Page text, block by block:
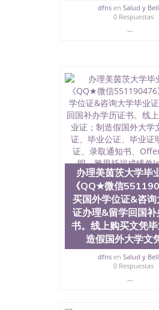
到与时俱进，及时
等相关材料）的版
等等，并在时间收
较高性价比，通过
公司专业制作、办
文凭、假文凭假毕
认证、留服认证、
认证、留学生学历
历、新西兰学历认
University）圣何塞
University）圣何塞
University）圣何塞
State University）
University）圣何塞
圣何塞州立大学文
圣何塞州立大学文
塞州立大学学历（
大学学历（San
（San Jose State
State University）
State University）
University）圣何塞
何塞州立大学（
dfns enSalud y
0 Respuestas
...
办理美茵茨大学毕
《QQ★微信
买国外学位证&咨询
证办理&留学回国补
书。线上购买文凭
造假国外大学文
dfns enSalud y
0 Respuestas
...